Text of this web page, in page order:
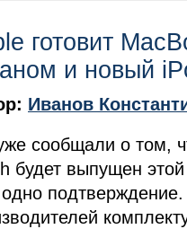
готовит
и новый
Иванов
сообщали о том,
будет выпущен
подтверждение.